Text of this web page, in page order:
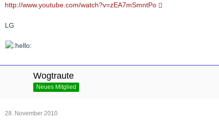
http://www.youtube.com/watch?v=zEA7mSmntPo
LG
Wogtraute
Neues Mitglied
28. November 2010